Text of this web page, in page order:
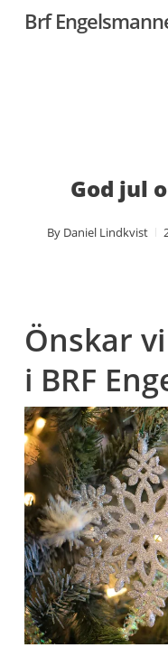
Brf
God jul
By Daniel Lindkvist
Önskar
i BRF